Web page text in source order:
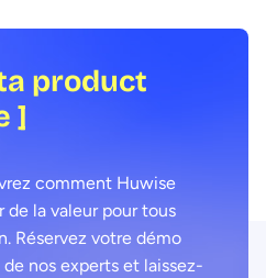
product
]
comment Huwise
de la valeur pour tous
Réservez votre démo
nos experts et laissez-